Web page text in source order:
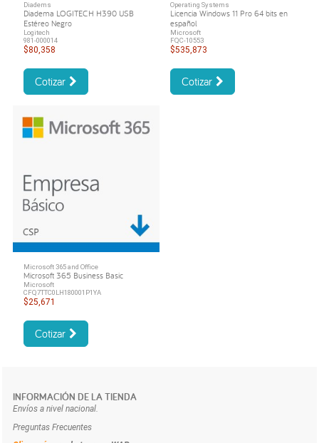
Diadems
Diadema LOGITECH H390 USB
Estéreo Negro
Logitech
981-000014
$80,358
Cotizar
Operating Systems
Licencia Windows 11 Pro 64 bits en
español
Microsoft
FQC-10553
$535,873
Cotizar
Microsoft 365 and Office
Microsoft 365 Business Basic
Microsoft
CFQ7TTC0LH180001P1YA
$25,671
Cotizar
INFORMACIÓN DE LA TIENDA
Envíos a nivel nacional.
Preguntas Frecuentes